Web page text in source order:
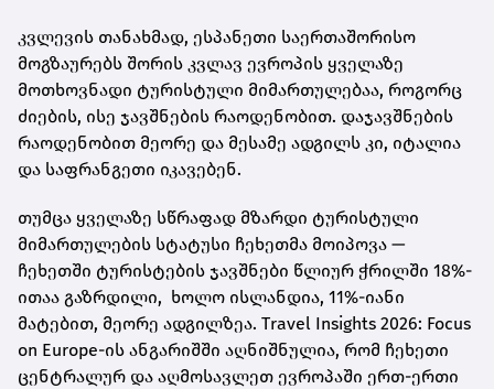
კვლევის თანახმად, ესპანეთი საერთაშორისო
მოგზაურებს შორის კვლავ ევროპის ყველაზე
მოთხოვნადი ტურისტული მიმართულებაა, როგორც
ძიების, ისე ჯავშნების რაოდენობით. დაჯავშნების
რაოდენობით მეორე და მესამე ადგილს კი, იტალია
და საფრანგეთი იკავებენ.
თუმცა ყველაზე სწრაფად მზარდი ტურისტული
მიმართულების სტატუსი ჩეხეთმა მოიპოვა —
ჩეხეთში ტურისტების ჯავშნები წლიურ ჭრილში 18%-
ითაა გაზრდილი, ხოლო ისლანდია, 11%-იანი
მატებით, მეორე ადგილზეა. Travel Insights 2026: Focus
on Europe-ის ანგარიშში აღნიშნულია, რომ ჩეხეთი
ცენტრალურ და აღმოსავლეთ ევროპაში ერთ-ერთი